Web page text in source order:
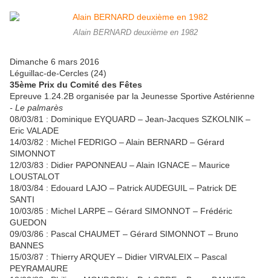
Alain BERNARD deuxième en 1982
Dimanche 6 mars 2016
Léguillac-de-Cercles (24)
35ème Prix du Comité des Fêtes
Epreuve 1.24.2B organisée par la Jeunesse Sportive Astérienne
- Le palmarès
08/03/81 : Dominique EYQUARD – Jean-Jacques SZKOLNIK –
Eric VALADE
14/03/82 : Michel FEDRIGO – Alain BERNARD – Gérard
SIMONNOT
12/03/83 : Didier PAPONNEAU – Alain IGNACE – Maurice
LOUSTALOT
18/03/84 : Edouard LAJO – Patrick AUDEGUIL – Patrick DE
SANTI
10/03/85 : Michel LARPE – Gérard SIMONNOT – Frédéric
GUEDON
09/03/86 : Pascal CHAUMET – Gérard SIMONNOT – Bruno
BANNES
15/03/87 : Thierry ARQUEY – Didier VIRVALEIX – Pascal
PEYRAMAURE